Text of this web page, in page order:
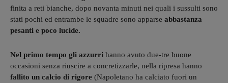
finita a reti bianche, dopo novanta minuti nei quali i sussulti sono
stati pochi ed entrambe le squadre sono apparse abbastanza
pesanti e poco lucide.
Nel primo tempo gli azzurri hanno avuto due-tre buone
occasioni senza riuscire a concretizzarle, nella ripresa hanno
fallito un calcio di rigore (Napoletano ha calciato fuori un